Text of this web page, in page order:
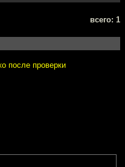
всего: 1
после проверки